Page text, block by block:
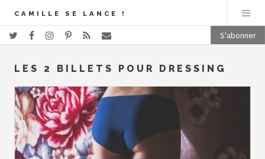
CAMILLE SE LANCE !
S'abonner
LES 2 BILLETS POUR DRESSING